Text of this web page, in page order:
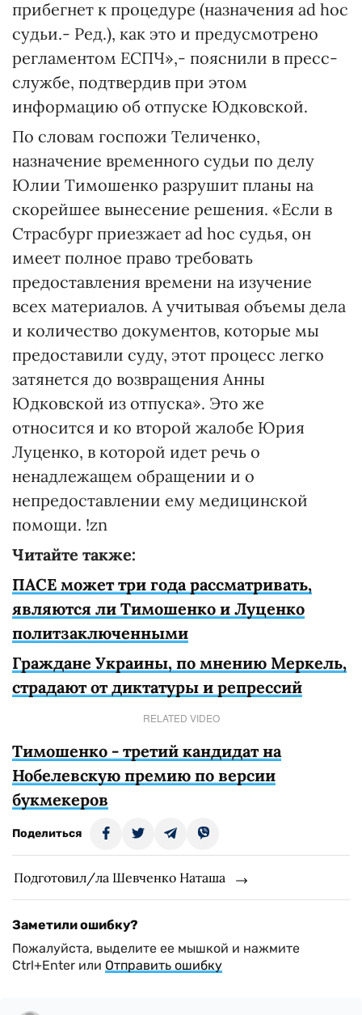
прибегнет к процедуре (назначения ad hoc
судьи.- Ред.), как это и предусмотрено
регламентом ЕСПЧ»,- пояснили в пресс-
службе, подтвердив при этом
информацию об отпуске Юдковской.
По словам госпожи Теличенко,
назначение временного судьи по делу
Юлии Тимошенко разрушит планы на
скорейшее вынесение решения. «Если в
Страсбург приезжает ad hoc судья, он
имеет полное право требовать
предоставления времени на изучение
всех материалов. А учитывая объемы дела
и количество документов, которые мы
предоставили суду, этот процесс легко
затянется до возвращения Анны
Юдковской из отпуска». Это же
относится и ко второй жалобе Юрия
Луценко, в которой идет речь о
ненадлежащем обращении и о
непредоставлении ему медицинской
помощи. !zn
Читайте также:
ПАСЕ может три года рассматривать,
являются ли Тимошенко и Луценко
политзаключенными
Граждане Украины, по мнению Меркель,
страдают от диктатуры и репрессий
RELATED VIDEO
Тимошенко - третий кандидат на
Нобелевскую премию по версии
букмекеров
Поделиться
Подготовил/ла Шевченко Наташа
Заметили ошибку?
Пожалуйста, выделите ее мышкой и нажмите
Ctrl+Enter или Отправить ошибку